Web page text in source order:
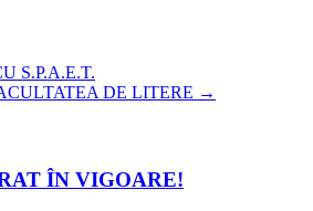
S.P.A.E.T.
DE LITERE →
ÎN VIGOARE!